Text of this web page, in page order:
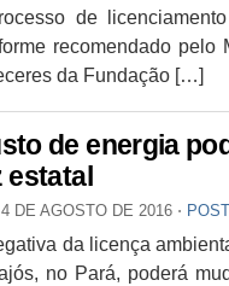
de
recomendado pelo
da Fundação […]
de energia
estatal
4 DE AGOSTO DE 2016 ⋅
da licença
no Pará, poderá